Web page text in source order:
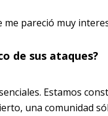
me pareció muy
de sus ataques?
Estamos
una comunidad